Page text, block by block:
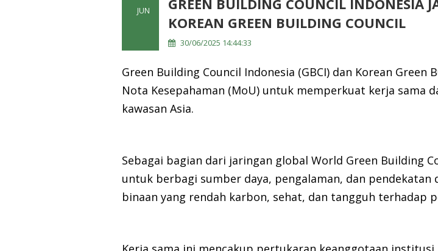
JUN
GREEN BUILDING COUNCIL INDONESIA
KOREAN GREEN BUILDING COUNCIL
30/06/2025 14:44:33
Green Building Council Indonesia (GBCI) dan Korean Green
Nota Kesepahaman (MoU) untuk memperkuat kerja sama
kawasan Asia.
Sebagai bagian dari jaringan global World Green Building
untuk berbagi sumber daya, pengalaman, dan
binaan yang rendah karbon, sehat, dan tangguh terhadap